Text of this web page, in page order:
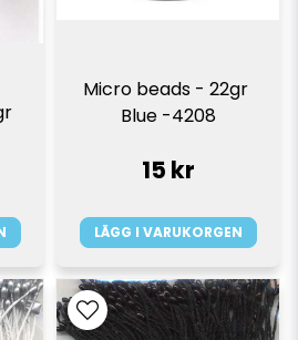
Micro beads - 22gr
Blue -4208
15 kr
LÄGG I VARUKORGEN